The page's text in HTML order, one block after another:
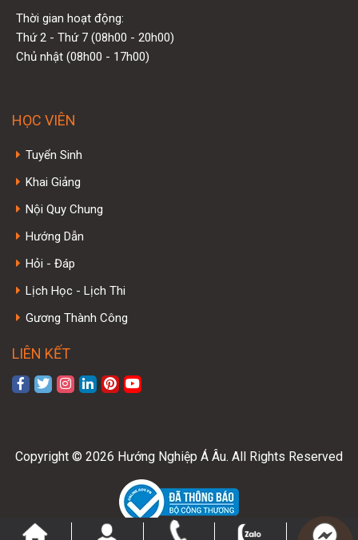
Thời gian hoạt động:
Thứ 2 - Thứ 7 (08h00 - 20h00)
Chủ nhật (08h00 - 17h00)
HỌC VIÊN
Tuyển Sinh
Khai Giảng
Nội Quy Chung
Hướng Dẫn
Hỏi - Đáp
Lịch Học - Lịch Thi
Gương Thành Công
LIÊN KẾT
Copyright © 2026 Hướng Nghiệp Á Âu. All Rights Reserved